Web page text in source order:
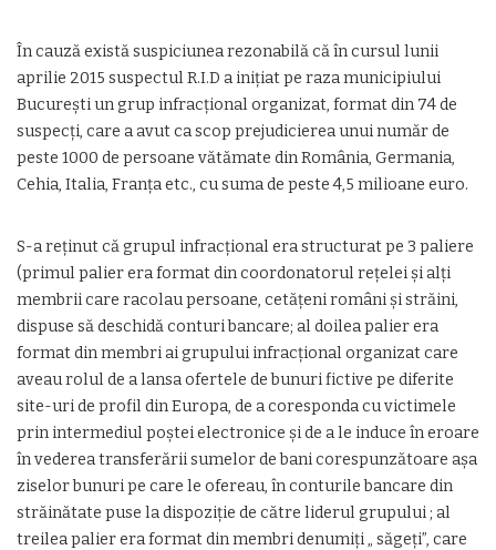
În cauză există suspiciunea rezonabilă că în cursul lunii
aprilie 2015 suspectul R.I.D a iniţiat pe raza municipiului
Bucureşti un grup infracţional organizat, format din 74 de
suspecți, care a avut ca scop prejudicierea unui număr de
peste 1000 de persoane vătămate din România, Germania,
Cehia, Italia, Franţa etc., cu suma de peste 4,5 milioane euro.
S-a reţinut că grupul infracţional era structurat pe 3 paliere
(primul palier era format din coordonatorul reţelei şi alţi
membrii care racolau persoane, cetăţeni români şi străini,
dispuse să deschidă conturi bancare; al doilea palier era
format din membri ai grupului infracţional organizat care
aveau rolul de a lansa ofertele de bunuri fictive pe diferite
site-uri de profil din Europa, de a coresponda cu victimele
prin intermediul poştei electronice şi de a le induce în eroare
în vederea transferării sumelor de bani corespunzătoare aşa
ziselor bunuri pe care le ofereau, în conturile bancare din
străinătate puse la dispoziţie de către liderul grupului ; al
treilea palier era format din membri denumiţi „ săgeţi”, care